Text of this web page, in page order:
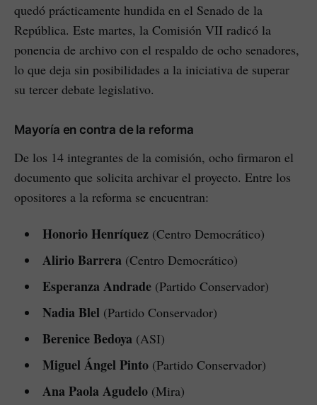
quedó prácticamente hundida en el Senado de la
República. Este martes, la Comisión VII radicó la
ponencia de archivo con el respaldo de ocho senadores,
lo que deja sin posibilidades a la iniciativa de superar
su tercer debate legislativo.
Mayoría en contra de la reforma
De los 14 integrantes de la comisión, ocho firmaron el
documento que solicita archivar el proyecto. Entre los
opositores a la reforma se encuentran:
Honorio Henríquez(Centro Democrático)
Alirio Barrera (Centro Democrático)
Esperanza Andrade(Partido Conservador)
Nadia Blel(Partido Conservador)
Berenice Bedoya (ASI)
Miguel Ángel Pinto(Partido Conservador)
Ana Paola Agudelo(Mira)